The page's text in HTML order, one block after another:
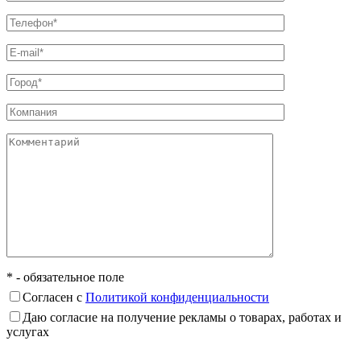
* - обязательное поле
Согласен с Политикой конфиденциальности
Даю согласие на получение рекламы о товарах, работах и
услугах